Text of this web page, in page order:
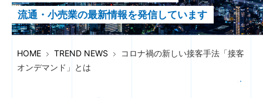
流通・小売業の最新情報を発信しています
HOME TREND NEWS
コロナ禍の新しい接客手法「接客
オンデマンド」とは